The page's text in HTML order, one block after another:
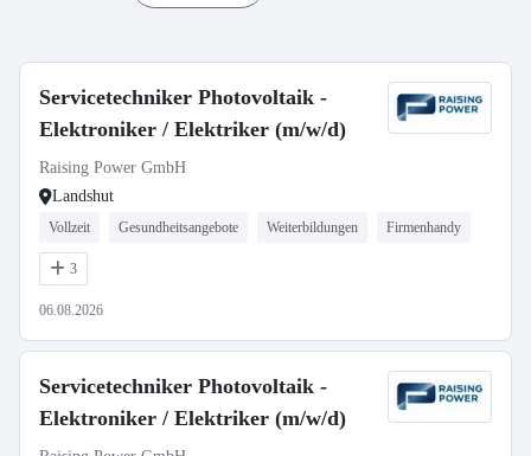
Servicetechniker Photovoltaik -
Elektroniker / Elektriker (m/w/d)
Raising Power GmbH
Landshut
Vollzeit Gesundheitsangebote Weiterbildungen Firmenhandy
3
06.08.2026
Servicetechniker Photovoltaik -
Elektroniker / Elektriker (m/w/d)